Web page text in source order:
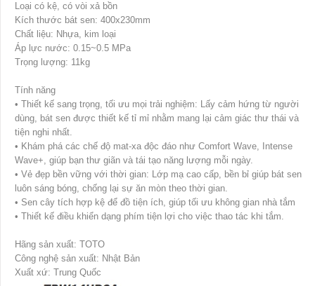
Loại có kệ, có vòi xả bồn
Kích thước bát sen: 400x230mm
Chất liệu: Nhựa, kim loại
Áp lực nước: 0.15~0.5 MPa
Trọng lượng: 11kg
Tính năng
• Thiết kế sang trọng, tối ưu mọi trải nghiệm: Lấy cảm hứng từ người
dùng, bát sen được thiết kế tỉ mỉ nhằm mang lại cảm giác thư thái và
tiện nghi nhất.
• Khám phá các chế độ mat-xa độc đáo như Comfort Wave, Intense
Wave+, giúp bạn thư giãn và tái tạo năng lượng mỗi ngày.
• Vẻ đẹp bền vững với thời gian: Lớp mạ cao cấp, bền bỉ giúp bát sen
luôn sáng bóng, chống lại sự ăn mòn theo thời gian.
• Sen cây tích hợp kệ để đồ tiện ích, giúp tối ưu không gian nhà tắm
• Thiết kế điều khiển dạng phím tiện lợi cho việc thao tác khi tắm.
Hãng sản xuất: TOTO
Công nghệ sản xuất: Nhật Bản
Xuất xứ: Trung Quốc